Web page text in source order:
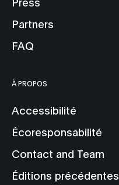
Partners
FAQ
À PROPOS
Accessibilité
Écoresponsabilité
Contact and Team
Éditions précédentes